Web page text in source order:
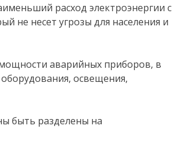
расход электроэнергии с
не несет угрозы для населения и
аварийных приборов, в
освещения,
быть разделены на